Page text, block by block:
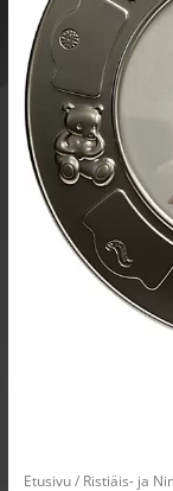
Etusivu/ Ristiäis- ja